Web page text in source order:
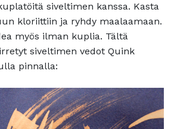
siveltimen kanssa. Kasta
kloriittiin ja ryhdy maalaamaan.
myös ilman kuplia. Tältä
siveltimen vedot Quink
pinnalla: